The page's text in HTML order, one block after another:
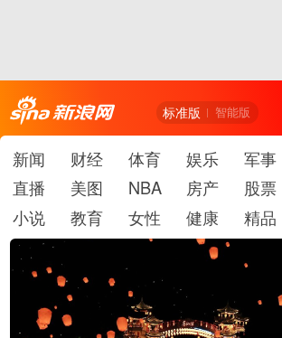
标准版 智能版
新闻 财经 体育 娱乐 军事
直播
美图 NBA 房产 股票
小说
教育 女性 健康 精品